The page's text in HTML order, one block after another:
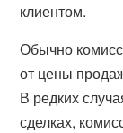
клиентом.
Обычно
от цены
В редких
сделках,